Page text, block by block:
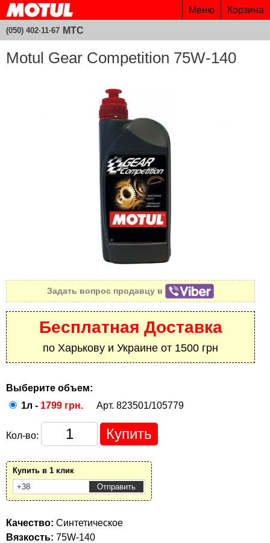
Motul Gear Competition 75W-140
Задать вопрос продавцу в
Бесплатная Доставка
по Харькову и Украине от 1500 грн
Выберите объем:
1л - 1799 грн. Арт. 823501/105779
Кол-во:
Купить в 1 клик
Качество: Синтетическое
Вязкость: 75W-140
Меню Корзина
(050) 402·11·67 МТС